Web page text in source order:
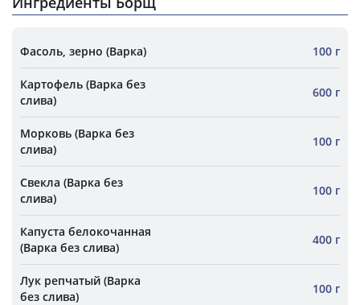
Фасоль, зерно (Варка) 100 г
Картофель (Варка без
слива)
600 г
Морковь (Варка без
слива)
100 г
Свекла (Варка без
слива)
100 г
Капуста белокочанная
(Варка без слива)
400 г
Лук репчатый (Варка
без слива)
100 г